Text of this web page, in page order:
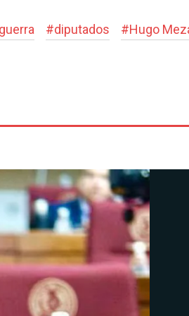
#diputados #Hugo